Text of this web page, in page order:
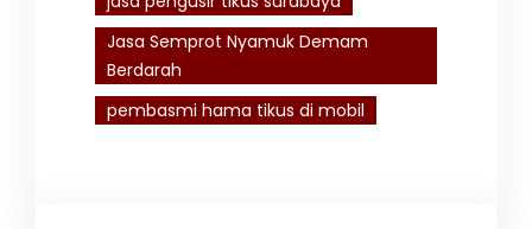
Jasa Semprot Nyamuk Demam
Berdarah
pembasmi hama tikus di mobil